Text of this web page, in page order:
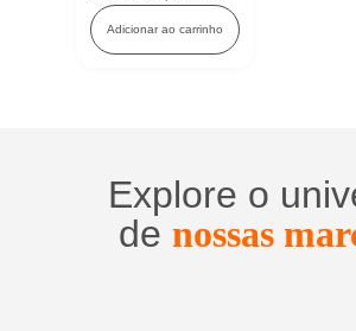
Adicionar ao carrinho
Explore o
de nossas